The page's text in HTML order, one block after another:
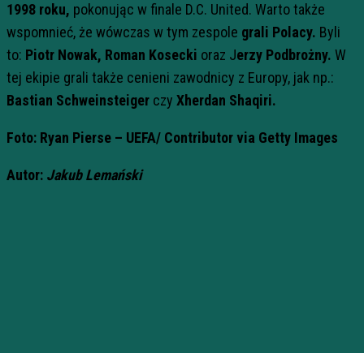
1998 roku, pokonując w finale D.C. United. Warto także
wspomnieć, że wówczas w tym zespole grali Polacy. Byli
to: Piotr Nowak, Roman Kosecki oraz Jerzy Podbrożny. W
tej ekipie grali także cenieni zawodnicy z Europy, jak np.:
Bastian Schweinsteiger czy Xherdan Shaqiri.
Foto: Ryan Pierse – UEFA/ Contributor via Getty Images
Autor: Jakub Lemański